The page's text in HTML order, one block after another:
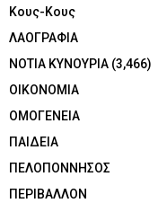
Κους-Κους
ΛΑΟΓΡΑΦΙΑ
ΝΟΤΙΑ ΚΥΝΟΥΡΙΑ (3,466)
ΟΙΚΟΝΟΜΙΑ
ΟΜΟΓΕΝΕΙΑ
ΠΑΙΔΕΙΑ
ΠΕΛΟΠΟΝΝΗΣΟΣ
ΠΕΡΙΒΑΛΛΟΝ